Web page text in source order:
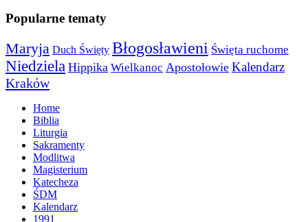
Popularne tematy
Maryja Duch Święty Błogosławieni Święta ruchome
Niedziela Hippika Wielkanoc Apostołowie Kalendarz
Kraków
Home
Biblia
Liturgia
Sakramenty
Modlitwa
Magisterium
Katecheza
ŚDM
Kalendarz
1991